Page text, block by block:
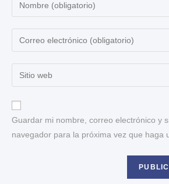
Guardar mi nombre, correo electrónico y
navegador para la próxima vez que haga